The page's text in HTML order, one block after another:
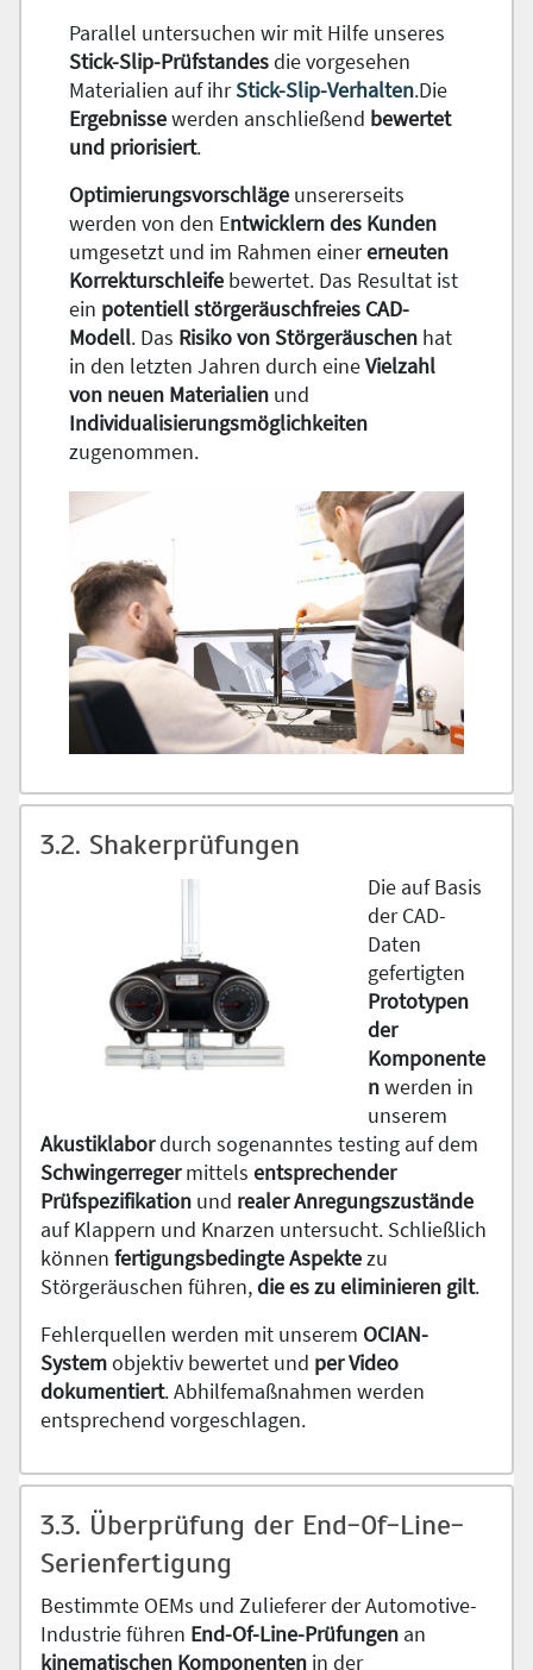
Parallel untersuchen wir mit Hilfe unseres
Stick-Slip-Prüfstandesdie vorgesehen
Materialien auf ihrStick-Slip-Verhalten.Die
Ergebnissewerden anschließend bewertet
und priorisiert.
Optimierungsvorschläge unsererseits
werden von den Entwicklern des Kunden
umgesetzt und im Rahmen einererneuten
Korrekturschleife bewertet. Das Resultat ist
ein potentiell störgeräuschfreies CAD-
Modell. Das Risiko von Störgeräuschen hat
in den letzten Jahren durch eineVielzahl
von neuen Materialien und
Individualisierungsmöglichkeiten
zugenommen.
3.2. Shakerprüfungen
Die auf Basis
der CAD-
Daten
gefertigten
Prototypen
der
Komponente
nwerden in
unserem
Akustiklabordurch sogenanntes testing auf dem
Schwingerregermittels entsprechender
Prüfspezifikation und realer Anregungszustände
auf Klappern und Knarzen untersucht. Schließlich
können fertigungsbedingte Aspektezu
Störgeräuschen führen,die es zu eliminieren gilt.
Fehlerquellen werden mit unserem OCIAN-
Systemobjektiv bewertet und per Video
dokumentiert. Abhilfemaßnahmen werden
entsprechend vorgeschlagen.
3.3. Überprüfung der End-Of-Line-
Serienfertigung
Bestimmte OEMs und Zulieferer der Automotive-
Industrie führen End-Of-Line-Prüfungen an
kinematischen Komponenten in der